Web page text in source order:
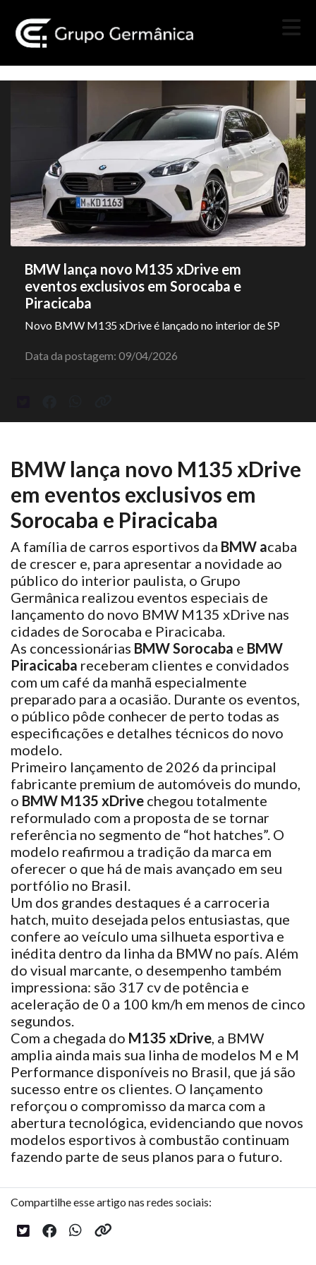
BMW lança novo M135 xDrive em
eventos exclusivos em Sorocaba e
Piracicaba
Novo BMW M135 xDrive é lançado no interior de SP
Data da postagem: 09/04/2026
BMW lança novo M135 xDrive
em eventos exclusivos em
Sorocaba e Piracicaba
A família de carros esportivos da BMW acaba
de crescer e, para apresentar a novidade ao
público do interior paulista, o Grupo
Germânica realizou eventos especiais de
lançamento do novo BMW M135 xDrive nas
cidades de Sorocaba e Piracicaba.
As concessionárias BMW Sorocaba e BMW
Piracicaba receberam clientes e convidados
com um café da manhã especialmente
preparado para a ocasião. Durante os eventos,
o público pôde conhecer de perto todas as
especificações e detalhes técnicos do novo
modelo.
Primeiro lançamento de 2026 da principal
fabricante premium de automóveis do mundo,
o BMW M135 xDrive chegou totalmente
reformulado com a proposta de se tornar
referência no segmento de “hot hatches”. O
modelo reafirmou a tradição da marca em
oferecer o que há de mais avançado em seu
portfólio no Brasil.
Um dos grandes destaques é a carroceria
hatch, muito desejada pelos entusiastas, que
confere ao veículo uma silhueta esportiva e
inédita dentro da linha da BMW no país. Além
do visual marcante, o desempenho também
impressiona: são 317 cv de potência e
aceleração de 0 a 100 km/h em menos de cinco
segundos.
Com a chegada do M135 xDrive, a BMW
amplia ainda mais sua linha de modelos M e M
Performance disponíveis no Brasil, que já são
sucesso entre os clientes. O lançamento
reforçou o compromisso da marca com a
abertura tecnológica, evidenciando que novos
modelos esportivos à combustão continuam
fazendo parte de seus planos para o futuro.
Compartilhe esse artigo nas redes sociais: